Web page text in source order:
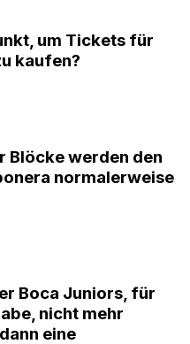
um Tickets für
kaufen?
Blöcke werden den
normalerweise
Boca Juniors, für
nicht mehr
eine